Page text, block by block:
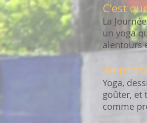
C'est
La
un yoga
alentours
Au
Yoga,
goûter, et
comme